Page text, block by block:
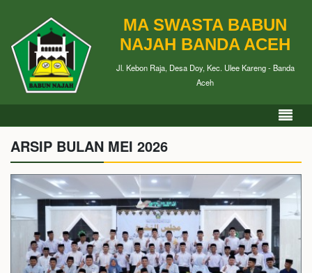
MA SWASTA BABUN
NAJAH BANDA ACEH
Jl. Kebon Raja, Desa Doy, Kec. Ulee Kareng - Banda
Aceh
ARSIP BULAN MEI 2026